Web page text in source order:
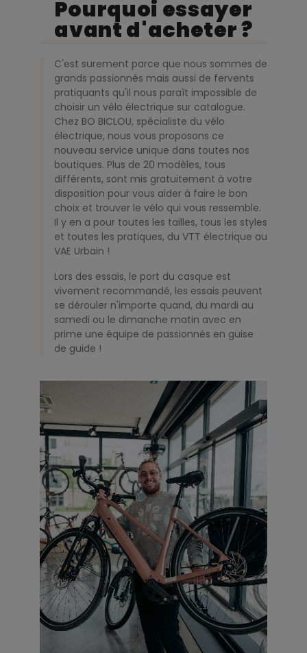
Pourquoi essayer
avant d'acheter ?
C'est surement parce que nous sommes de
grands passionnés mais aussi de fervents
pratiquants qu'il nous paraît impossible de
choisir un vélo électrique sur catalogue.
Chez BO BICLOU, spécialiste du vélo
électrique, nous vous proposons ce
nouveau service unique dans toutes nos
boutiques. Plus de 20 modèles, tous
différents, sont mis gratuitement à votre
disposition pour vous aider à faire le bon
choix et trouver le vélo qui vous ressemble.
Il y en a pour toutes les tailles, tous les styles
et toutes les pratiques, du VTT électrique au
VAE Urbain !
Lors des essais, le port du casque est
vivement recommandé, les essais peuvent
se dérouler n'importe quand, du mardi au
samedi ou le dimanche matin avec en
prime une équipe de passionnés en guise
de guide !